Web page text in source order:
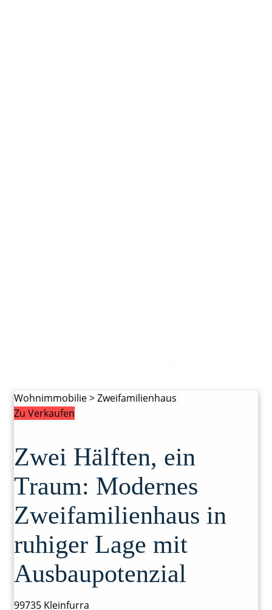
Wohnimmobilie > Zweifamilienhaus
Zu Verkaufen
Zwei Hälften, ein
Traum: Modernes
Zweifamilienhaus in
ruhiger Lage mit
Ausbaupotenzial
99735 Kleinfurra